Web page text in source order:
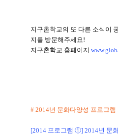
지구촌학교의 또 다른 소식이
지를 방문해주세요 !
지구촌학교 홈페이지
# 2014년 문화다양성 프로그램
[2014 프로그램 ①] 2014년 문